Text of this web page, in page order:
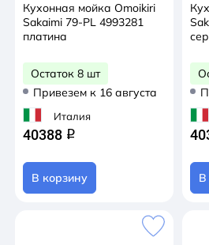
Кухонная мойка Omoikiri
Sakaimi 79-PL 4993281
платина
Остаток 8 шт
Привезем к 16 августа
Италия
40388 q
В корзину В